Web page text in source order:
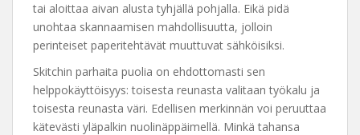
tai aloittaa aivan alusta tyhjällä pohjalla. Eikä pidä
unohtaa skannaamisen mahdollisuutta, jolloin
perinteiset paperitehtävät muuttuvat sähköisiksi.
Skitchin parhaita puolia on ehdottomasti sen
helppokäyttöisyys: toisesta reunasta valitaan työkalu ja
toisesta reunasta väri. Edellisen merkinnän voi peruuttaa
kätevästi yläpalkin nuolinäppäimellä. Minkä tahansa